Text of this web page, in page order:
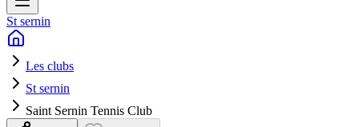
St sernin
Les clubs
St sernin
Saint Sernin Tennis Club